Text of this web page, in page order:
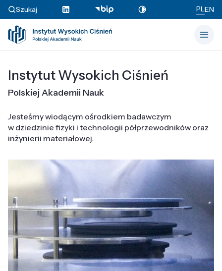
Szukaj PLEN
Instytut Wysokich Ciśnień
Polskiej Akademii Nauk
Jesteśmy wiodącym ośrodkiem badawczym
w dziedzinie fizyki i technologii półprzewodników oraz
inżynierii materiałowej.